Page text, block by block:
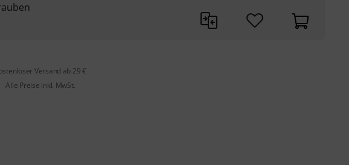
Versand ab 29 €
Alle Preise inkl. MwSt.